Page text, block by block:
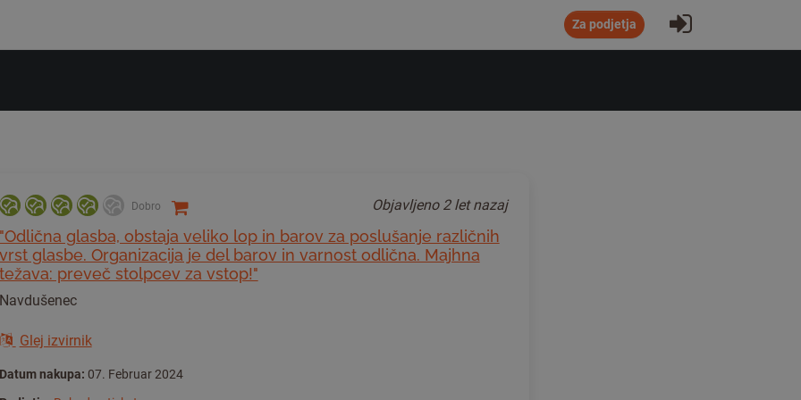
Za podjetja Prijavi se
Dobro Objavljeno 2 let nazaj
glasba, obstaja veliko lop in barov za poslušanje različnih
glasbe. Organizacija je del barov in varnost odlična. Majhna
preveč stolpcev za vstop!"
Glej izvirnik
nakupa: 07. Februar 2024